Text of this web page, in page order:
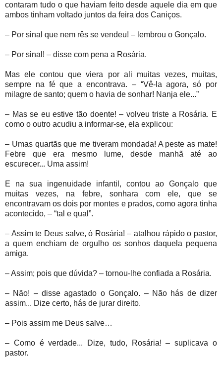
contaram tudo o que haviam feito desde aquele dia em que
ambos tinham voltado juntos da feira dos Caniços.
– Por sinal que nem rês se vendeu! – lembrou o Gonçalo.
– Por sinal! – disse com pena a Rosária.
Mas ele contou que viera por ali muitas vezes, muitas,
sempre na fé que a encontrava. – “Vê-la agora, só por
milagre de santo; quem o havia de sonhar! Nanja ele...”
– Mas se eu estive tão doente! – volveu triste a Rosária. E
como o outro acudiu a informar-se, ela explicou:
– Umas quartãs que me tiveram mondada! A peste as mate!
Febre que era mesmo lume, desde manhã até ao
escurecer... Uma assim!
E na sua ingenuidade infantil, contou ao Gonçalo que
muitas vezes, na febre, sonhara com ele, que se
encontravam os dois por montes e prados, como agora tinha
acontecido, – “tal e qual”.
– Assim te Deus salve, ó Rosária! – atalhou rápido o pastor,
a quem enchiam de orgulho os sonhos daquela pequena
amiga.
– Assim; pois que dúvida? – tornou-lhe confiada a Rosária.
– Não! – disse agastado o Gonçalo. – Não hás de dizer
assim... Dize certo, hás de jurar direito.
– Pois assim me Deus salve…
– Como é verdade... Dize, tudo, Rosária! – suplicava o
pastor.